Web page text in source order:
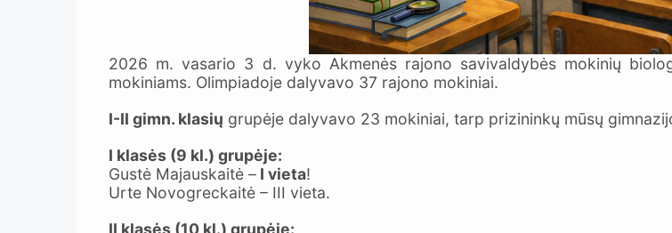
2026 m. vasario 3 d. vyko Akmenės rajono savivaldybės mokinių
mokiniams. Olimpiadoje dalyvavo 37 rajono mokiniai.
I-II gimn. klasių grupėje dalyvavo 23 mokiniai, tarp prizininkų mūsų
I klasės (9 kl.) grupėje:
Gustė Majauskaitė – I vieta!
Urte Novogreckaitė – III vieta.
II klasės (10 kl.) grupėje: